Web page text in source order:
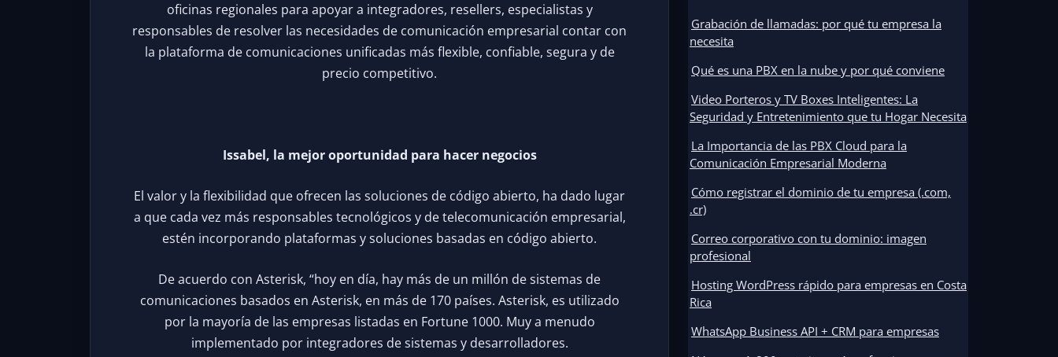
oficinas regionales para apoyar a integradores, resellers, especialistas y
responsables de resolver las necesidades de comunicación empresarial contar con
la plataforma de comunicaciones unificadas más flexible, confiable, segura y de
precio competitivo.
Issabel, la mejor oportunidad para hacer negocios
El valor y la flexibilidad que ofrecen las soluciones de código abierto, ha dado lugar
a que cada vez más responsables tecnológicos y de telecomunicación empresarial,
estén incorporando plataformas y soluciones basadas en código abierto.
De acuerdo con Asterisk, “hoy en día, hay más de un millón de sistemas de
comunicaciones basados en Asterisk, en más de 170 países. Asterisk, es utilizado
por la mayoría de las empresas listadas en Fortune 1000. Muy a menudo
implementado por integradores de sistemas y desarrolladores.
Grabación de llamadas: por qué tu empresa la
necesita
Qué es una PBX en la nube y por qué conviene
Video Porteros y TV Boxes Inteligentes: La
Seguridad y Entretenimiento que tu Hogar Necesita
La Importancia de las PBX Cloud para la
Comunicación Empresarial Moderna
Cómo registrar el dominio de tu empresa (.com,
.cr)
Correo corporativo con tu dominio: imagen
profesional
Hosting WordPress rápido para empresas en Costa
Rica
WhatsApp Business API + CRM para empresas